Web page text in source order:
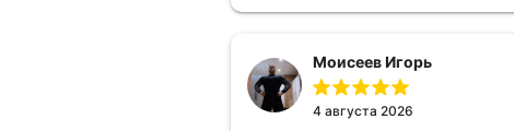
Моисеев Игорь
4 августа 2026